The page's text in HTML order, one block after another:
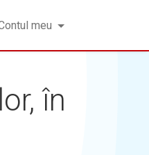
meu
în